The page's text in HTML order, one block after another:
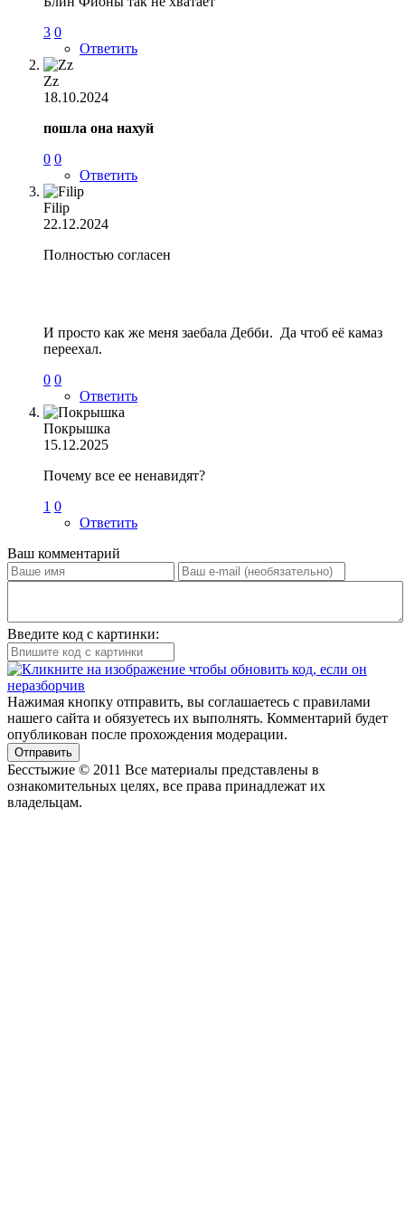
3 0
Ответить
Zz
18.10.2024
пошла она нахуй
0 0
Ответить
Filip
22.12.2024
Полностью согласен
И просто как же меня заебала Дебби. Да чтоб её камаз
переехал.
0 0
Ответить
Покрышка
15.12.2025
Почему все ее ненавидят?
1 0
Ответить
Ваш комментарий
Введите код с картинки:
Нажимая кнопку отправить, вы соглашаетесь с правилами
нашего сайта и обязуетесь их выполнять. Комментарий будет
опубликован после прохождения модерации.
Отправить
Бесстыжие © 2011 Все материалы представлены в
ознакомительных целях, все права принадлежат их
владельцам.